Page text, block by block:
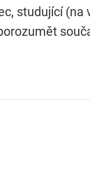
studující